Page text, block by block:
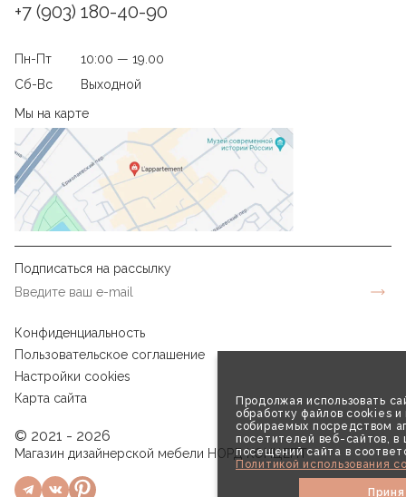
Продолжая использовать
обработку файлов cookies и
собираемых посредством
посетителей веб-сайтов, в
посещений сайта в
Политикой использования
+7 (903) 180-40-90
Пн-Пт
10:00 — 19.00
Сб-Вс
Выходной
Мы на карте
Подписаться на рассылку
Конфиденциальность
Пользовательское соглашение
Настройки cookies
Карта сайта
© 2021 - 2026
Магазин дизайнерской мебели НОРД КОНЦЕПТ